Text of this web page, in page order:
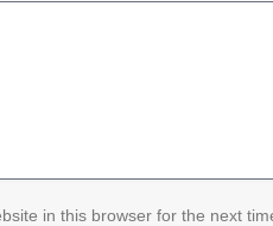
in this browser for the next